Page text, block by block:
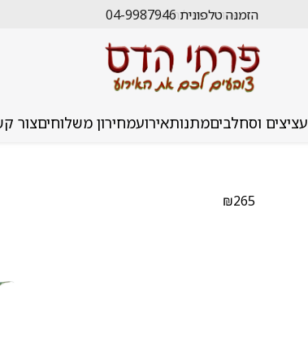
הזמנה טלפונית 04-9987946
עציצים וסחלביםמתנותאירועמחירון משלוחיםצור
₪265